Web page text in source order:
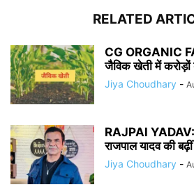
RELATED
CG ORGANIC
जैविक खेती में करोड़ों
Jiya Choudhary -
RAJPAl YADAV:
राजपाल यादव की
Jiya Choudhary -